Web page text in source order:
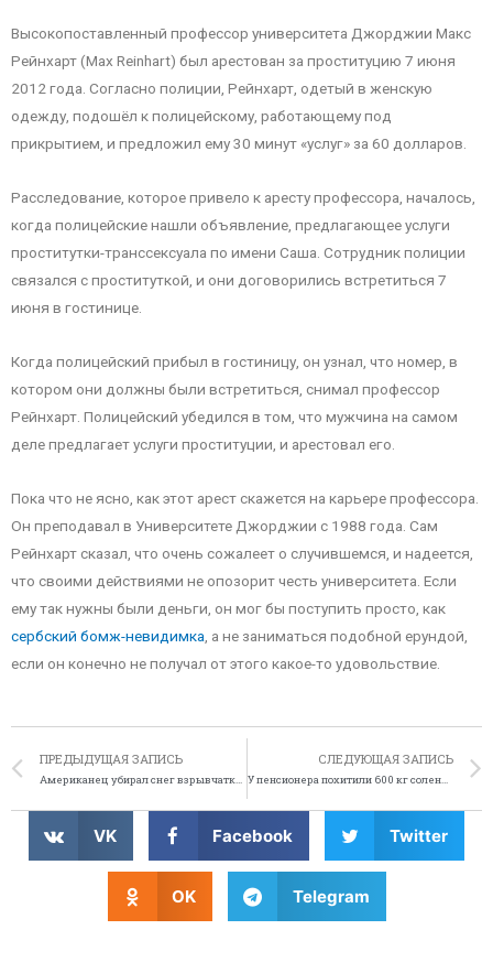
Высокопоставленный профессор университета Джорджии Макс
Рейнхарт (Max Reinhart) был арестован за проституцию 7 июня
2012 года. Согласно полиции, Рейнхарт, одетый в женскую
одежду, подошёл к полицейскому, работающему под
прикрытием, и предложил ему 30 минут «услуг» за 60 долларов.
Расследование, которое привело к аресту профессора, началось,
когда полицейские нашли объявление, предлагающее услуги
проститутки-транссексуала по имени Саша. Сотрудник полиции
связался с проституткой, и они договорились встретиться 7
июня в гостинице.
Когда полицейский прибыл в гостиницу, он узнал, что номер, в
котором они должны были встретиться, снимал профессор
Рейнхарт. Полицейский убедился в том, что мужчина на самом
деле предлагает услуги проституции, и арестовал его.
Пока что не ясно, как этот арест скажется на карьере профессора.
Он преподавал в Университете Джорджии с 1988 года. Сам
Рейнхарт сказал, что очень сожалеет о случившемся, и надеется,
что своими действиями не опозорит честь университета. Если
ему так нужны были деньги, он мог бы поступить просто, как
сербский бомж-невидимка , а не заниматься подобной ерундой,
если он конечно не получал от этого какое-то удовольствие.
ПРЕДЫДУЩАЯ ЗАПИСЬ
Американец убирал снег взрывчаткой
СЛЕДУЮЩАЯ ЗАПИСЬ
У пенсионера похитили 600 кг соленых грибов
VK Facebook Twitter
OK Telegram